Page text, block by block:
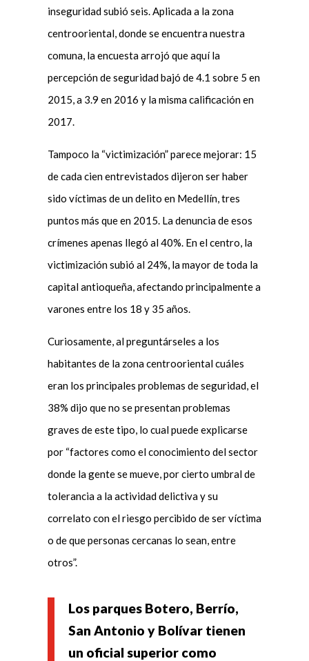
inseguridad subió seis. Aplicada a la zona
centrooriental, donde se encuentra nuestra
comuna, la encuesta arrojó que aquí la
percepción de seguridad bajó de 4.1 sobre 5 en
2015, a 3.9 en 2016 y la misma calificación en
2017.
Tampoco la “victimización” parece mejorar: 15
de cada cien entrevistados dijeron ser haber
sido víctimas de un delito en Medellín, tres
puntos más que en 2015. La denuncia de esos
crímenes apenas llegó al 40%. En el centro, la
victimización subió al 24%, la mayor de toda la
capital antioqueña, afectando principalmente a
varones entre los 18 y 35 años.
Curiosamente, al preguntárseles a los
habitantes de la zona centrooriental cuáles
eran los principales problemas de seguridad, el
38% dijo que no se presentan problemas
graves de este tipo, lo cual puede explicarse
por “factores como el conocimiento del sector
donde la gente se mueve, por cierto umbral de
tolerancia a la actividad delictiva y su
correlato con el riesgo percibido de ser víctima
o de que personas cercanas lo sean, entre
otros”.
Los parques Botero, Berrío,
San Antonio y Bolívar tienen
un oficial superior como